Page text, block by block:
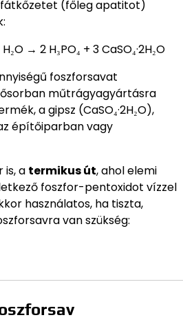
(főleg apatitot)
→ 2 H₃PO₄ + 3 CaSO₄·2H₂O
foszforsavat
műtrágyagyártásra
a gipsz (CaSO₄·2H₂O),
építőiparban vagy
is, a termikus út, ahol elemi
foszfor-pentoxidot vízzel
használatos, ha tiszta,
van szükség: